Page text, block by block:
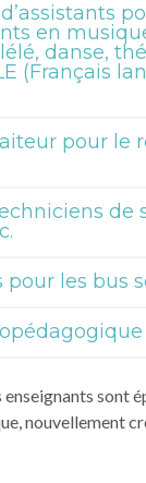
en
danse,
(Français
pour le
de
pour les bus
enseignants sont
nouvellement